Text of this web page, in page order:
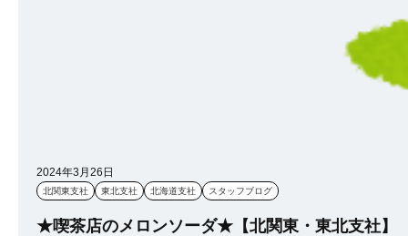
2024年3月26日
北関東支社 東北支社 北海道支社 スタッフブログ
★喫茶店のメロンソーダ★【北関東・東北支社】